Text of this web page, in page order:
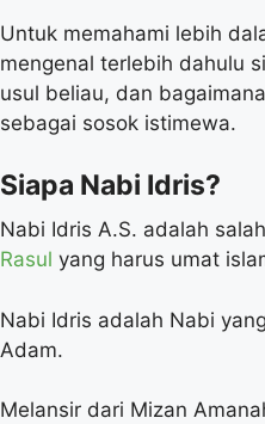
Untuk memahami lebih
mengenal terlebih dahulu
usul beliau, dan
sebagai sosok istimewa.
Siapa Nabi Idris?
Nabi Idris A.S. adalah
Rasul yang harus umat
Nabi Idris adalah Nabi
Adam.
Melansir dari Mizan